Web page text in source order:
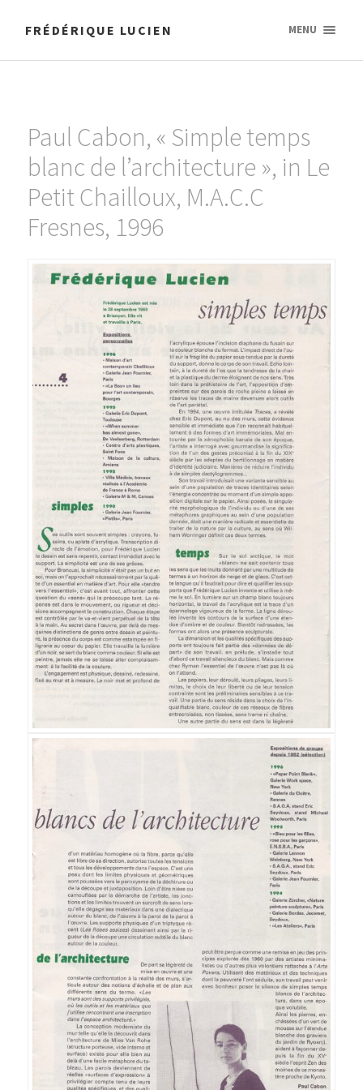
FRÉDÉRIQUE LUCIEN MENU
Paul Cabon, « Simple temps
blanc de l’architecture », in Le
Petit Chailloux, M.A.C.C
Fresnes, 1996